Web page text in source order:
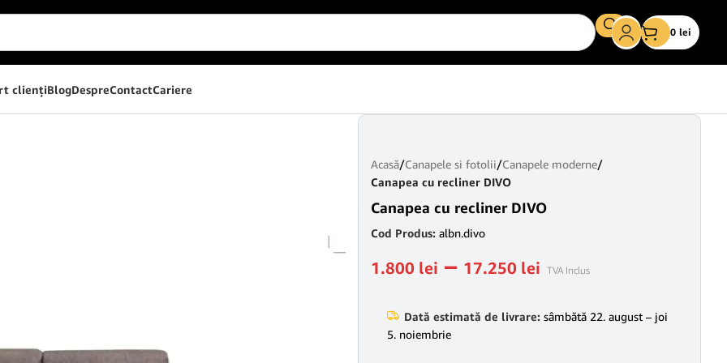
0 lei
clienţiBlogDespreContactCariere
Acasă/Canapele si fotolii/Canapele moderne/
Canapea cu recliner DIVO
Canapea cu recliner DIVO
Cod Produs: albn.divo
1.800 lei – 17.250 lei TVA Inclus
Dată estimată de livrare: sâmbătă 22. august – joi
5. noiembrie